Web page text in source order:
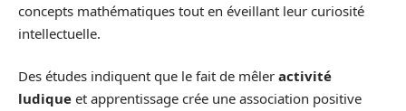
concepts mathématiques tout en éveillant leur curiosité
intellectuelle.
Des études indiquent que le fait de mêler activité
ludique et apprentissage crée une association positive